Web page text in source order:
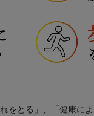
をとる」、「健康に